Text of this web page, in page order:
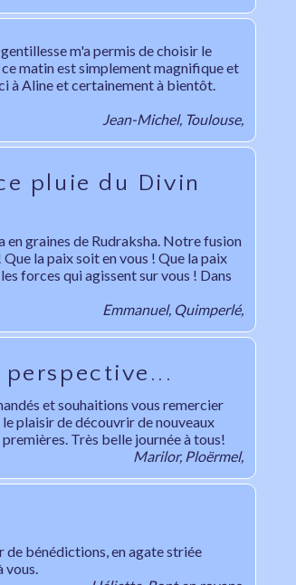
m'a permis de choisir le
matin est simplement magnifique et
à Aline et certainement à bientôt.
Jean-Michel, Toulouse,
pluie du Divin
graines de Rudraksha. Notre fusion
la paix soit en vous ! Que la paix
forces qui agissent sur vous ! Dans
Emmanuel, Quimperlé,
perspective...
et souhaitions vous remercier
plaisir de découvrir de nouveaux
Très belle journée à tous!
Marilor, Ploërmel,
bénédictions, en agate striée
vous.